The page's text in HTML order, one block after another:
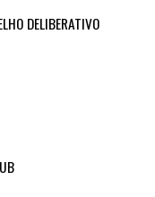
DELIBERATIVO